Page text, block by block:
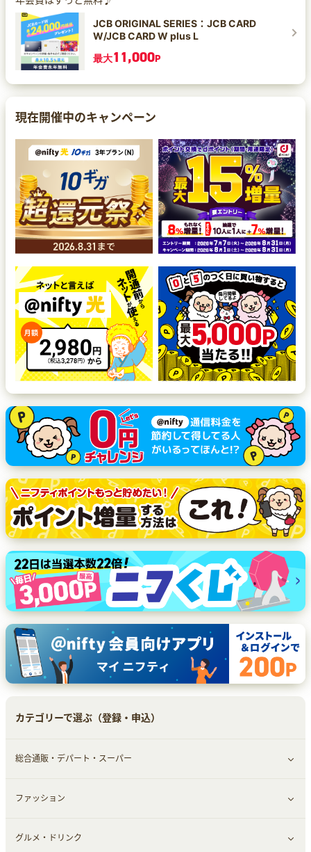
JCB ORIGINAL SERIES：JCB CARD
W/JCB CARD W plus L
最大11,000P
現在開催中のキャンペーン
カテゴリーで選ぶ（登録・申込）
総合通販・デパート・スーパー
すべて見る
総合通販
ファッション
すべて見る
グルメ・ドリンク